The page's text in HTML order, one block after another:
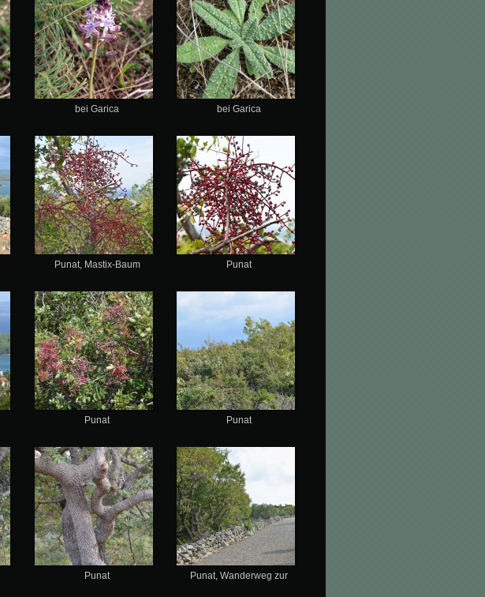
bei Garica bei Garica
Punat, Mastix-Baum Punat
Punat Punat
Punat Punat, Wanderweg zur